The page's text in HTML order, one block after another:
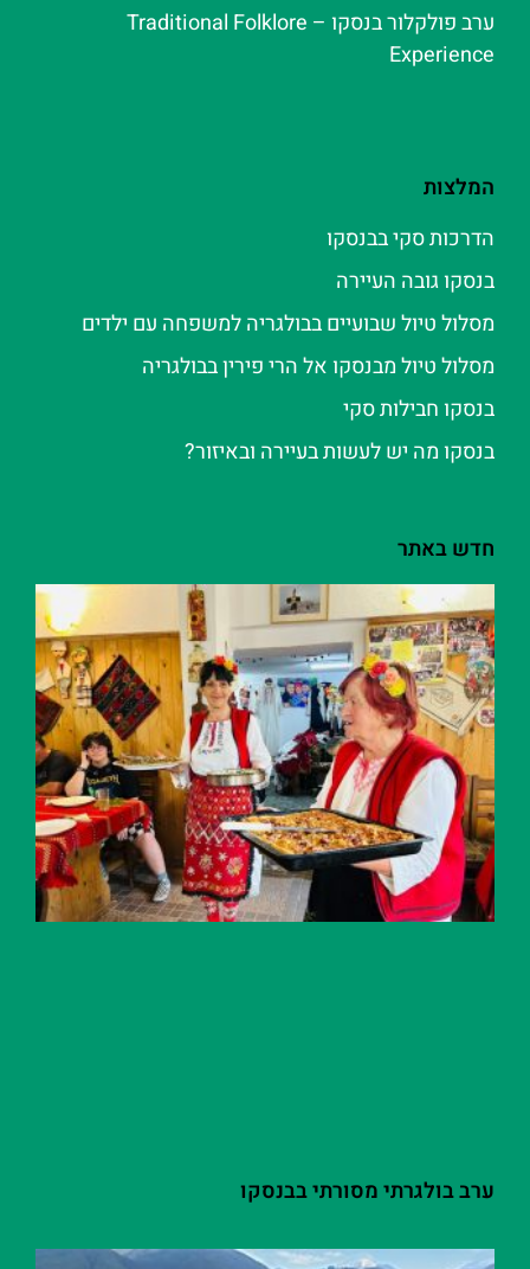
ערב פולקלור בנסקו – Traditional Folklore
Experience
המלצות
הדרכות סקי בבנסקו
בנסקו גובה העיירה
מסלול טיול שבועיים בבולגריה למשפחה עם ילדים
מסלול טיול מבנסקו אל הרי פירין בבולגריה
בנסקו חבילות סקי
בנסקו מה יש לעשות בעיירה ובאיזור?
חדש באתר
ערב בולגרתי מסורתי בבנסקו